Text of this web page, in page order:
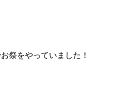
祭をやっていました！